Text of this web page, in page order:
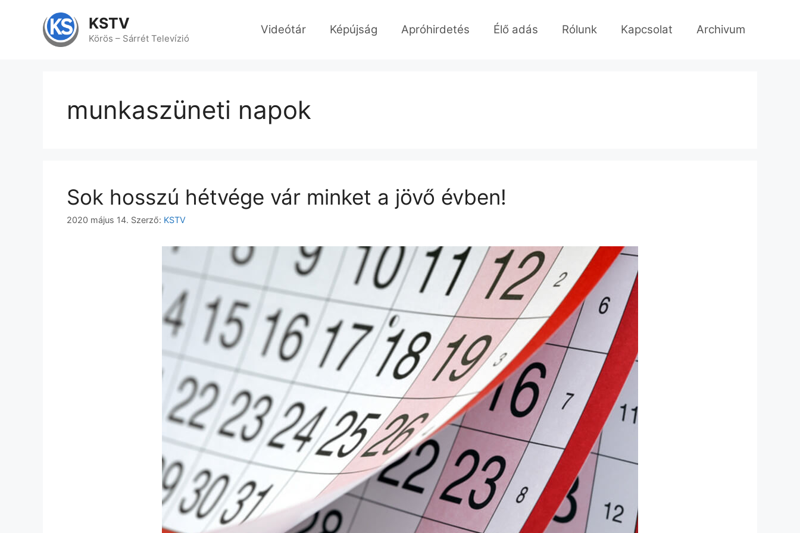
tartalomba
KSTV
Körös – Sárrét Televízió
Videótár Képújság Apróhirdetés Élő adás Rólunk Kapcsolat Archivum
munkaszüneti napok
Sok hosszú hétvége vár minket a jövő évben!
2020 május 14. Szerző: KSTV